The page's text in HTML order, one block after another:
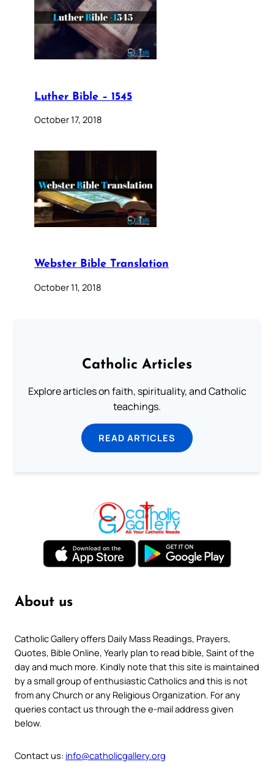
Luther Bible – 1545
October 17, 2018
Webster Bible Translation
October 11, 2018
Catholic Articles
Explore articles on faith, spirituality, and Catholic
teachings.
READ ARTICLES
About us
Catholic Gallery offers Daily Mass Readings, Prayers,
Quotes, Bible Online, Yearly plan to read bible, Saint of the
day and much more. Kindly note that this site is maintained
by a small group of enthusiastic Catholics and this is not
from any Church or any Religious Organization. For any
queries contact us through the e-mail address given
below.
Contact us: info@catholicgallery.org